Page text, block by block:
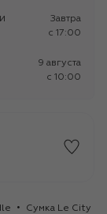
Завтра
c 17:00
9 августа
c 10:00
Сумка Le City